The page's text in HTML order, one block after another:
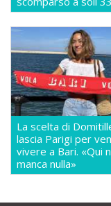
La scelta di
lascia Parigi per
vivere a Bari. «Qui
manca nulla»